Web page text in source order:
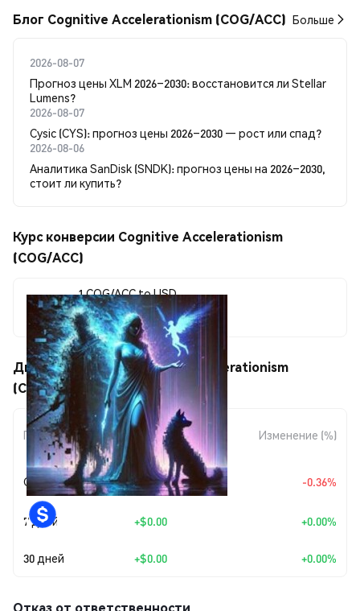
Блог Cognitive Accelerationism (COG/ACC) Больше
2026-08-07
Прогноз цены XLM 2026–2030: восстановится ли Stellar
Lumens?
2026-08-07
Cysic (CYS): прогноз цены 2026–2030 — рост или спад?
2026-08-06
Аналитика SanDisk (SNDK): прогноз цены на 2026–2030,
стоит ли купить?
Курс конверсии Cognitive Accelerationism
(COG/ACC)
1 COG/ACC to USD
$0.00000739
Движения цены Cognitive Accelerationism
(COG/ACC)
Период
Изменение
суммы
Изменение (%)
Сегодня $0.072688 -0.36%
7 дней +$0.00 +0.00%
30 дней +$0.00 +0.00%
Отказ от ответственности